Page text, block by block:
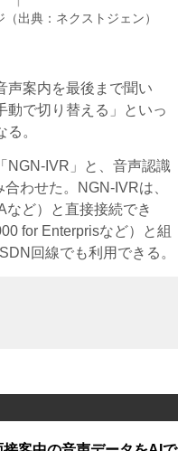
出典：ネクストジェン）
案内を最後まで聞い
動で切り替える」といっ
。
IVR」と、音声認識
わせた。NGN-IVRは、
ど）と直接接続でき
for Enterprisなど）と組
回線でも利用できる。